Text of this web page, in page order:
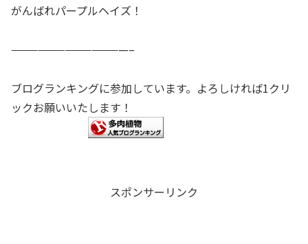
がんばれパープルヘイズ！
—————————————–
ブログランキングに参加しています。よろしければ1クリ
ックお願いいたします！
スポンサーリンク